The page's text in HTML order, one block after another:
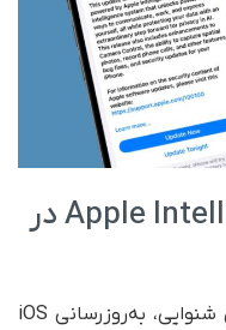
ویژگی‌های Apple Intelligence در
، علاوه‌بر قابلیت‌های شنوایی، به‌روزرسانی iOS